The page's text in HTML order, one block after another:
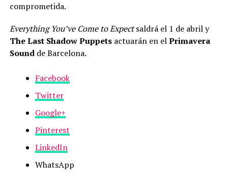
comprometida.
Everything You’ve Come to Expectsaldrá el 1 de abril y
The Last Shadow Puppetsactuarán en elPrimavera
Soundde Barcelona.
Facebook
Twitter
Google+
Pinterest
LinkedIn
WhatsApp